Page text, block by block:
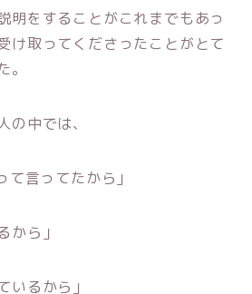
明をすることがこれまでもあっ
け取ってくださったことがとて
の中では、
て言ってたから」
から」
いるから」